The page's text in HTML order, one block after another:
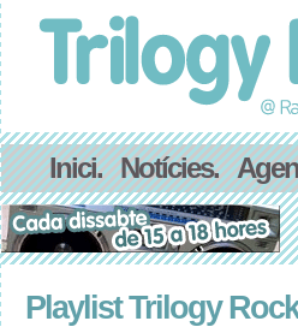
Inici. Notícies.
Playlist Trilogy Rock